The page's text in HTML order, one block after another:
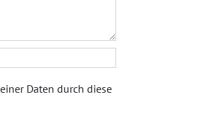
Daten durch diese